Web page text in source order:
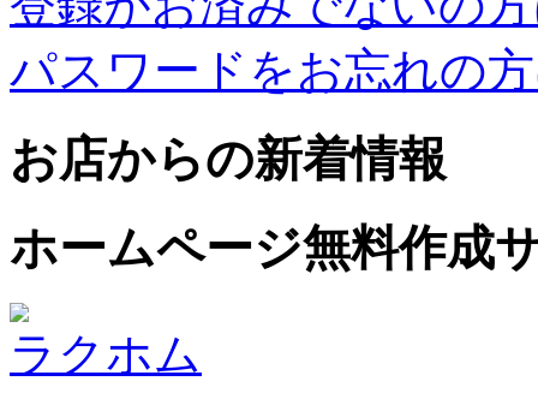
パスワードをお忘れの
お店からの新着情報
ホームページ無料作成
ラクホム